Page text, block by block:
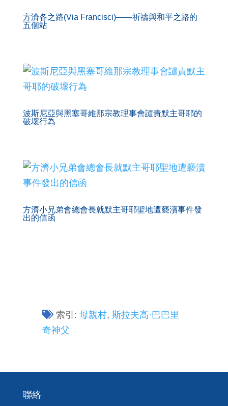
方濟各之路(Via Francisci)——祈禱與和平之路的
五個站
波斯尼亞與黑塞哥維那宗教理事會譴責默主哥耶的
破壞行為
方濟小兄弟會總會長就默主哥耶聖地遭褻瀆事件發
出的信函
索引:母親村,斯拉夫高·巴巴里
奇神父
聯絡